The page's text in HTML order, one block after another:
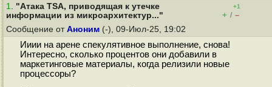
1. "Атака TSA, приводящая к утечке
информации из микроархитектур..."
+1
+ / –
Сообщение от Аноним (-), 09-Июл-25, 19:02
Ииии на арене спекулятивное выполнение, снова!
Интересно, сколько процентов они добавили в
маркетинговые материалы, когда релизили новые
процессоры?